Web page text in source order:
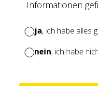
Informationen
ja, ich habe alles
nein, ich habe